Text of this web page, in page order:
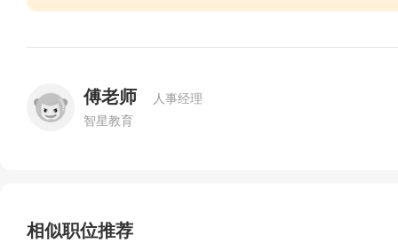
傅老师
人事经理
智星教育
相似职位推荐